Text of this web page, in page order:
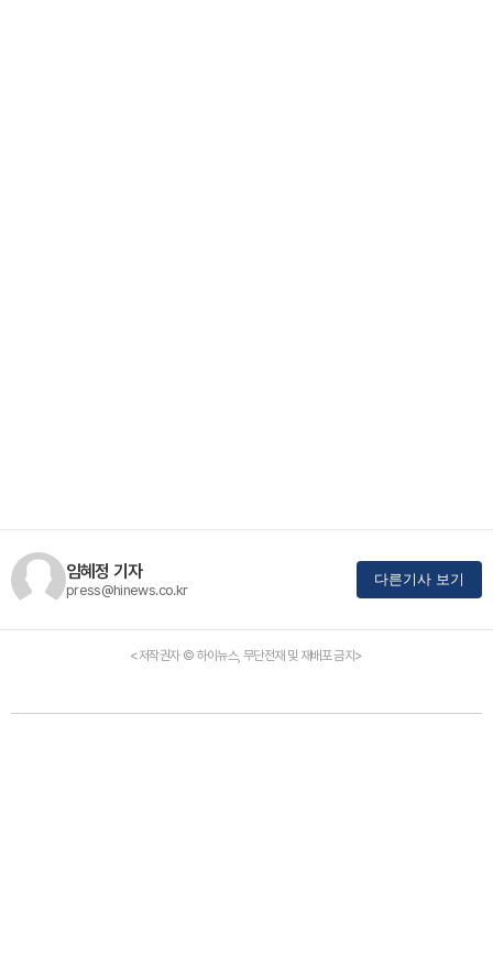
임혜정 기자
press@hinews.co.kr
다른기사 보기
<저작권자 © 하이뉴스, 무단전재 및 재배포 금지>